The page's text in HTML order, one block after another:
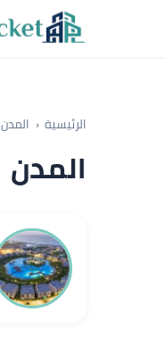
التخطي إلى المحتوى
الرئيسية المدن
المدن